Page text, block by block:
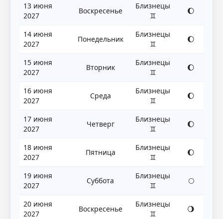
13 июня
2027
Воскресенье
Близнецы
♊
🌔
14 июня
2027
Понедельник
Близнецы
♊
🌔
15 июня
2027
Вторник
Близнецы
♊
🌔
16 июня
2027
Среда
Близнецы
♊
🌔
17 июня
2027
Четверг
Близнецы
♊
🌔
18 июня
2027
Пятница
Близнецы
♊
🌔
19 июня
2027
Суббота
Близнецы
♊
🌕
20 июня
2027
Воскресенье
Близнецы
♊
🌖